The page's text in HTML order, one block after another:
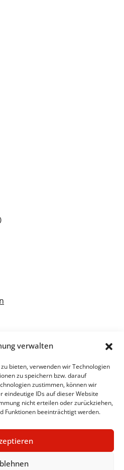
verwalten
bieten, verwenden wir Technologien
zu speichern bzw. darauf
zustimmen, können wir
eindeutige IDs auf dieser Website
nicht erteilen oder zurückziehen,
Funktionen beeinträchtigt werden.